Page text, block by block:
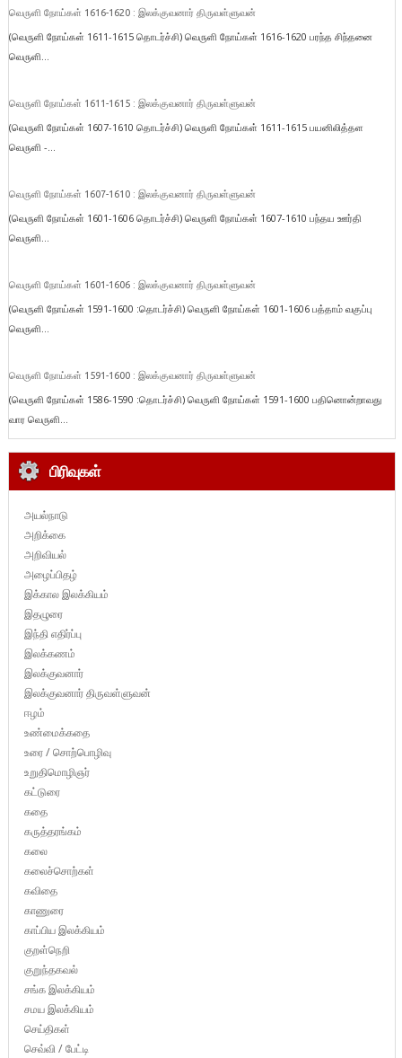
வெருளி நோய்கள் 1616-1620 : இலக்குவனார் திருவள்ளுவன்
(வெருளி நோய்கள் 1611-1615 தொடர்ச்சி) வெருளி நோய்கள் 1616-1620 பரந்த சிந்தனை
வெருளி...
வெருளி நோய்கள் 1611-1615 : இலக்குவனார் திருவள்ளுவன்
(வெருளி நோய்கள் 1607-1610 தொடர்ச்சி) வெருளி நோய்கள் 1611-1615 பயனிலித்தள
வெருளி -...
வெருளி நோய்கள் 1607-1610 : இலக்குவனார் திருவள்ளுவன்
(வெருளி நோய்கள் 1601-1606 தொடர்ச்சி) வெருளி நோய்கள் 1607-1610 பந்தய ஊர்தி
வெருளி...
வெருளி நோய்கள் 1601-1606 : இலக்குவனார் திருவள்ளுவன்
(வெருளி நோய்கள் 1591-1600 :தொடர்ச்சி) வெருளி நோய்கள் 1601-1606 பத்தாம் வகுப்பு
வெருளி...
வெருளி நோய்கள் 1591-1600 : இலக்குவனார் திருவள்ளுவன்
(வெருளி நோய்கள் 1586-1590 :தொடர்ச்சி) வெருளி நோய்கள் 1591-1600 பதினொன்றாவது
வார வெருளி...
பிரிவுகள்
அயல்நாடு
அறிக்கை
அறிவியல்
அழைப்பிதழ்
இக்கால இலக்கியம்
இதழுரை
இந்தி எதிர்ப்பு
இலக்கணம்
இலக்குவனார்
இலக்குவனார் திருவள்ளுவன்
ஈழம்
உண்மைக்கதை
உரை / சொற்பொழிவு
உறுதிமொழிஞர்
கட்டுரை
கதை
கருத்தரங்கம்
கலை
கலைச்சொற்கள்
கவிதை
காணுரை
காப்பிய இலக்கியம்
குறள்நெறி
குறுந்தகவல்
சங்க இலக்கியம்
சமய இலக்கியம்
செய்திகள்
செவ்வி / பேட்டி